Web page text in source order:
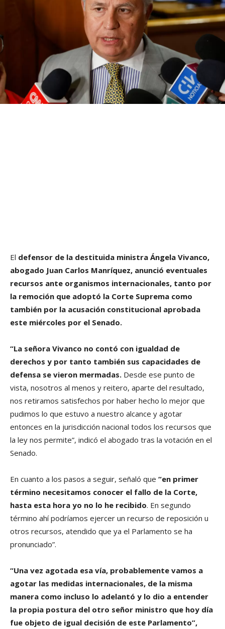
El defensor de la destituida ministra Ángela Vivanco,
abogado Juan Carlos Manríquez, anunció eventuales
recursos ante organismos internacionales, tanto por
la remoción que adoptó la Corte Suprema como
también por la acusación constitucional aprobada
este miércoles por el Senado.
“La señora Vivanco no contó con igualdad de
derechos y por tanto también sus capacidades de
defensa se vieron mermadas. Desde ese punto de
vista, nosotros al menos y reitero, aparte del resultado,
nos retiramos satisfechos por haber hecho lo mejor que
pudimos lo que estuvo a nuestro alcance y agotar
entonces en la jurisdicción nacional todos los recursos que
la ley nos permite”, indicó el abogado tras la votación en el
Senado.
En cuanto a los pasos a seguir, señaló que “en primer
término necesitamos conocer el fallo de la Corte,
hasta esta hora yo no lo he recibido. En segundo
término ahí podríamos ejercer un recurso de reposición u
otros recursos, atendido que ya el Parlamento se ha
pronunciado”.
“Una vez agotada esa vía, probablemente vamos a
agotar las medidas internacionales, de la misma
manera como incluso lo adelantó y lo dio a entender
la propia postura del otro señor ministro que hoy día
fue objeto de igual decisión de este Parlamento”,